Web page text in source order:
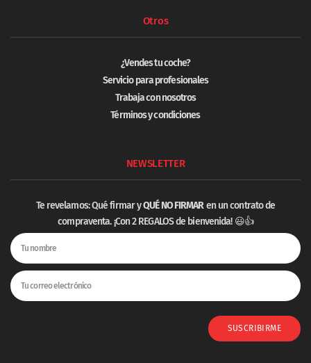
Otros
¿Vendes tu coche?
Servicio para profesionales
Trabaja con nosotros
Términos y condiciones
NEWSLETTER
Te revelamos: Qué firmar yQUÉ NO FIRMARen un contrato de
compraventa. ¡Con 2 REGALOS de bienvenida! 😃👍
SUSCRIBIRME